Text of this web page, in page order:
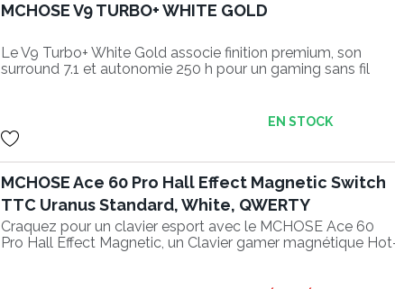
MCHOSE V9 TURBO+ WHITE GOLD
Le V9 Turbo+ White Gold associe finition premium, son
surround 7.1 et autonomie 250 h pour un gaming sans fil
EN STOCK
MCHOSE Ace 60 Pro Hall Effect Magnetic Switch
TTC Uranus Standard, White, QWERTY
Craquez pour un clavier esport avec le MCHOSE Ace 60
Pro Hall Effect Magnetic, un Clavier gamer magnétique